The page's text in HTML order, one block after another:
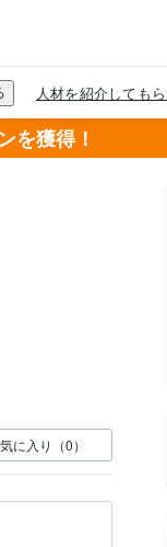
を獲得！
に入り（0）